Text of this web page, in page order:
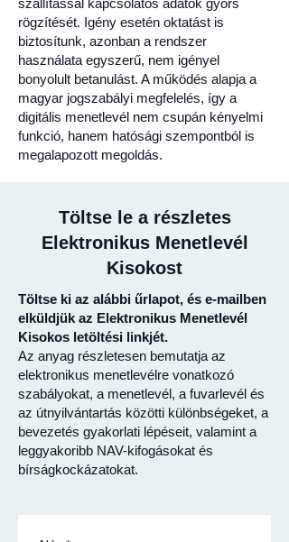
szállítással kapcsolatos adatok gyors
rögzítését. Igény esetén oktatást is
biztosítunk, azonban a rendszer
használata egyszerű, nem igényel
bonyolult betanulást. A működés alapja a
magyar jogszabályi megfelelés, így a
digitális menetlevél nem csupán kényelmi
funkció, hanem hatósági szempontból is
megalapozott megoldás.
Töltse le a részletes
Elektronikus Menetlevél
Kisokost
Töltse ki az alábbi űrlapot, és e-mailben
elküldjük az Elektronikus Menetlevél
Kisokos letöltési linkjét.
Az anyag részletesen bemutatja az
elektronikus menetlevélre vonatkozó
szabályokat, a menetlevél, a fuvarlevél és
az útnyilvántartás közötti különbségeket, a
bevezetés gyakorlati lépéseit, valamint a
leggyakoribb NAV-kifogásokat és
bírságkockázatokat.